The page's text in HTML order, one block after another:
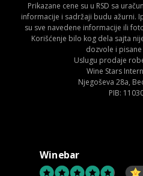
Prikazane cene su u RSD sa
informacije i sadržaji budu ažurni.
su sve navedene informacije ili
Korišćenje bilo kog dela sajta
dozvole i
Uslugu prodaje
Wine Stars
Njegoševa 28a,
PIB:
Winebar